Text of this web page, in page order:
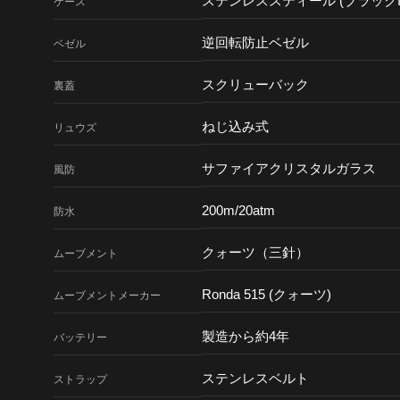
ベゼル 逆回転防止ベゼル
裏蓋 スクリューバック
リュウズ ねじ込み式
風防 サファイアクリスタルガラス
防水 200m/20atm
ムーブメント クォーツ（三針）
ムーブメント メーカー Ronda 515 (クォーツ)
バッテリー 製造から約4年
ストラップ ステンレスベルト